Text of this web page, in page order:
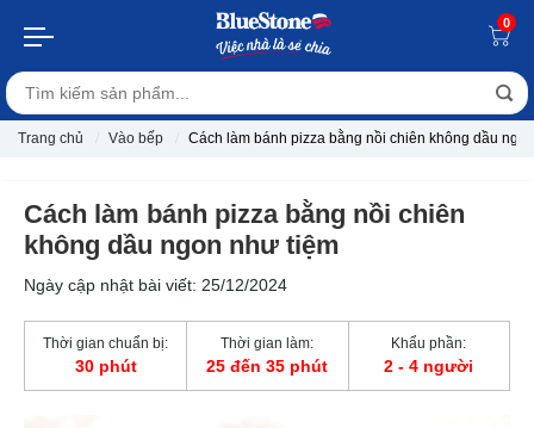
0
Trang chủ Vào bếp Cách làm bánh pizza bằng nồi chiên không dầu
Cách làm bánh pizza bằng nồi chiên
không dầu ngon như tiệm
Ngày cập nhật bài viết: 25/12/2024
Thời gian chuẩn bị:
30 phút
Thời gian làm:
25 đến 35 phút
Khẩu phần:
2 - 4 người